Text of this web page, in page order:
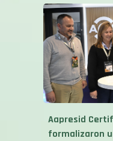
Aapresid
formalizaron